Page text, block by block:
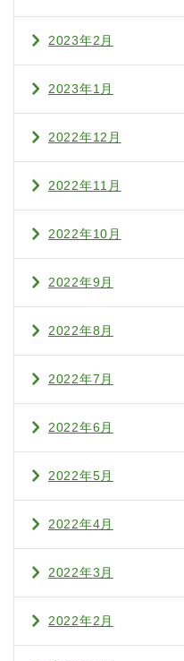
2023年2月
2023年1月
2022年12月
2022年11月
2022年10月
2022年9月
2022年8月
2022年7月
2022年6月
2022年5月
2022年4月
2022年3月
2022年2月